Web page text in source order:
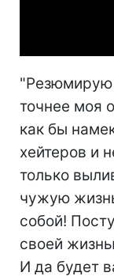
"Резюмирую
точнее моя
как бы
хейтеров и
только
чужую
собой!
своей
И да будет